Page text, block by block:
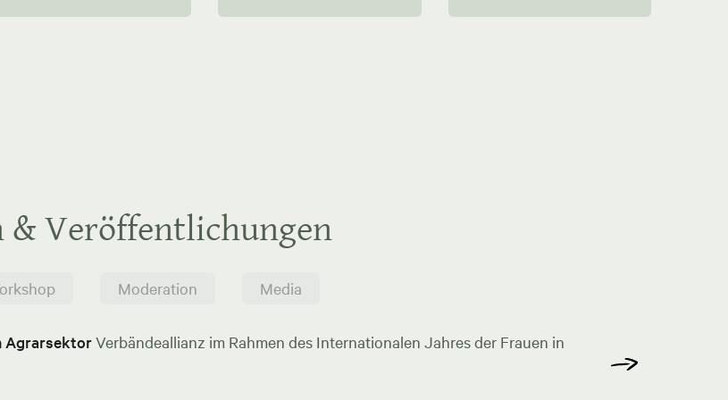
& Veröffentlichungen
Moderation Media
AgrarsektorVerbändeallianz im Rahmen des Internationalen Jahres der Frauen in